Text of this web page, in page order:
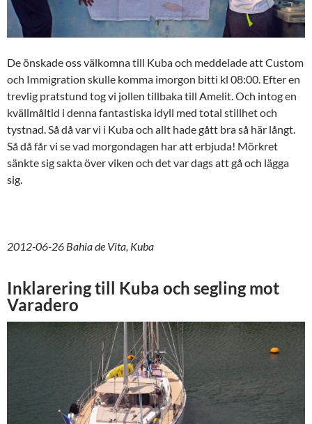
De önskade oss välkomna till Kuba och meddelade att Custom
och Immigration skulle komma imorgon bitti kl 08:00. Efter en
trevlig pratstund tog vi jollen tillbaka till Amelit. Och intog en
kvällmåltid i denna fantastiska idyll med total stillhet och
tystnad. Så då var vi i Kuba och allt hade gått bra så här långt.
Så då får vi se vad morgondagen har att erbjuda! Mörkret
sänkte sig sakta över viken och det var dags att gå och lägga
sig.
2012-06-26 Bahia de Vita, Kuba
Inklarering till Kuba och segling mot
Varadero